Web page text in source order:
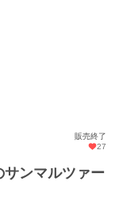
販売終了
27
サンマルツァー